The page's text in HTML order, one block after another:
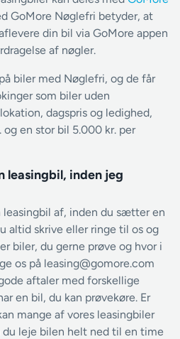
GoMore Nøglefri betyder, at
din bil via GoMore appen
af nøgler.
biler med Nøglefri, og de får
som biler uden
dagspris og ledighed,
en stor bil 5.000 kr. per
leasingbil, inden jeg
af, inden du sætter en
altid skrive eller ringe til os og
biler, du gerne prøve og hvor i
os på leasing@gomore.com
aftaler med forskellige
en bil, du kan prøvekøre. Er
mange af vores leasingbiler
du leje bilen helt ned til en time